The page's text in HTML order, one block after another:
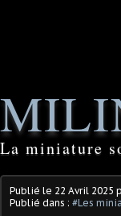
La miniature
Publié le 22 Avril 2025
Publié dans : #Les